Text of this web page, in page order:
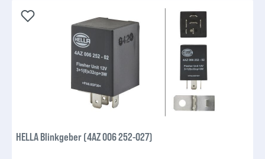
HELLA Blinkgeber (4AZ 006 252-027)